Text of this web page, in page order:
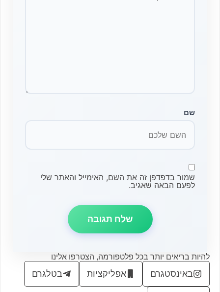
שם
שמור בדפדפן זה את השם, האימייל והאתר שלי
לפעם הבאה שאגיב.
להיות בריאים יותר בכל פלטפורמה, הצטרפו אלינו
באינסטגרם אפליקציות בטלגרם